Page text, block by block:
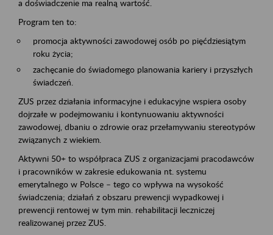
a doświadczenie ma realną wartość.
Program ten to:
promocja aktywności zawodowej osób po pięćdziesiątym
roku życia;
zachęcanie do świadomego planowania kariery i przyszłych
świadczeń.
ZUS przez działania informacyjne i edukacyjne wspiera osoby
dojrzałe w podejmowaniu i kontynuowaniu aktywności
zawodowej, dbaniu o zdrowie oraz przełamywaniu stereotypów
związanych z wiekiem.
Aktywni 50+ to współpraca ZUS z organizacjami pracodawców
i pracowników w zakresie edukowania nt. systemu
emerytalnego w Polsce – tego co wpływa na wysokość
świadczenia; działań z obszaru prewencji wypadkowej i
prewencji rentowej w tym min. rehabilitacji leczniczej
realizowanej przez ZUS.